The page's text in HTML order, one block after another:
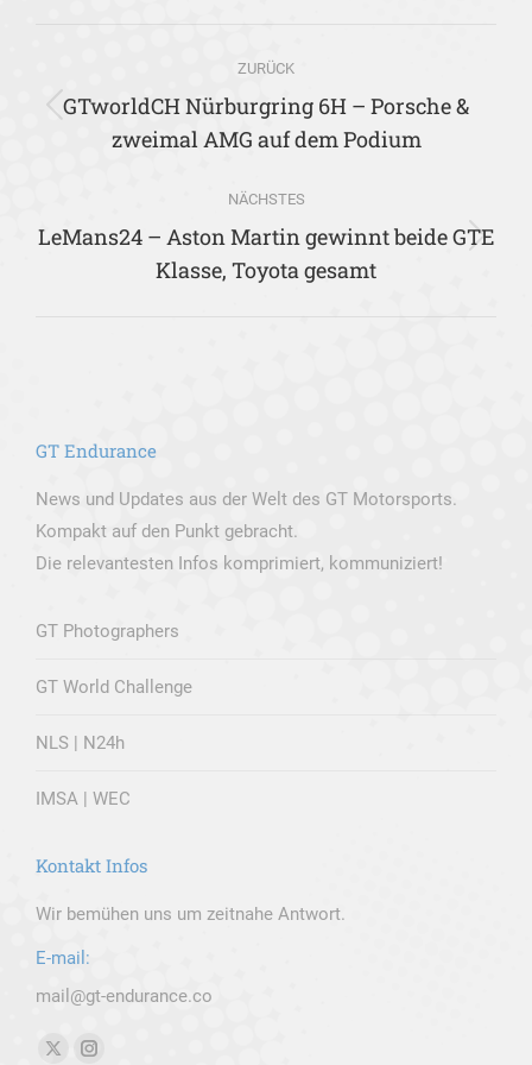
Kommentarnavigation
ZURÜCK
Vorheriger
Beitrag:
GTworldCH Nürburgring 6H – Porsche &
zweimal AMG auf dem Podium
NÄCHSTES
Nächster
Beitrag:
LeMans24 – Aston Martin gewinnt beide GTE
Klasse, Toyota gesamt
GT Endurance
News und Updates aus der Welt des GT Motorsports.
Kompakt auf den Punkt gebracht.
Die relevantesten Infos komprimiert, kommuniziert!
GT Photographers
GT World Challenge
NLS | N24h
IMSA | WEC
Kontakt Infos
Wir bemühen uns um zeitnahe Antwort.
E-mail:
mail@gt-endurance.co
Finden Sie uns auf: